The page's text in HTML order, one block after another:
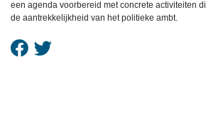
een agenda voorbereid met concrete activiteiten
de aantrekkelijkheid van het politieke ambt.